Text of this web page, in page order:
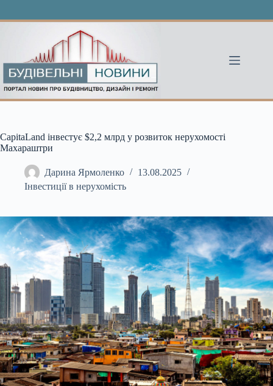
CapitaLand інвестує $2,2 млрд у розвиток нерухомості
Махараштри
Дарина Ярмоленко
13.08.2025
Інвестиції в нерухомість